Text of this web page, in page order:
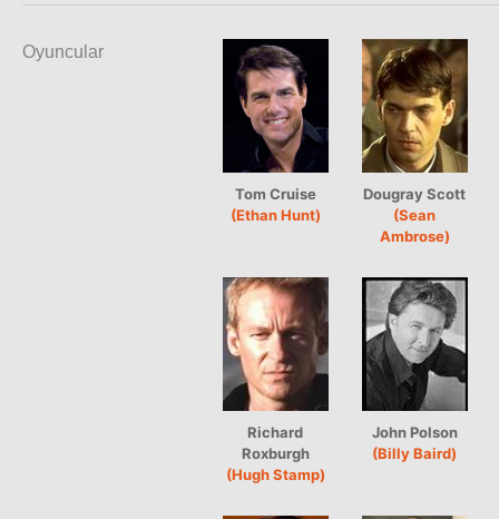
Oyuncular
Tom Cruise
(Ethan Hunt)
Dougray Scott
(Sean
Ambrose)
Richard
Roxburgh
(Hugh Stamp)
John Polson
(Billy Baird)